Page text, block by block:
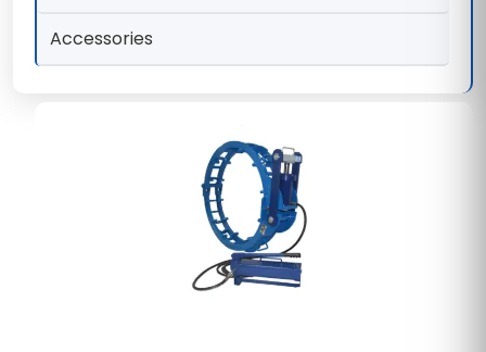
Accessories